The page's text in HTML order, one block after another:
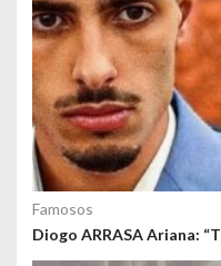
Famosos
Diogo ARRASA Ariana: